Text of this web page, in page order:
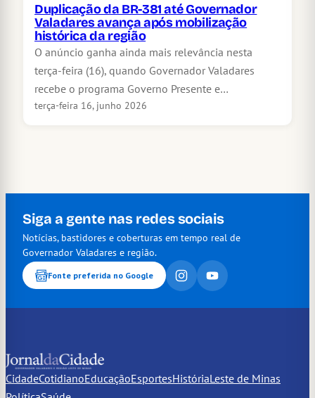
Duplicação da BR-381 até Governador
Valadares avança após mobilização
histórica da região
O anúncio ganha ainda mais relevância nesta
terça-feira (16), quando Governador Valadares
recebe o programa Governo Presente e…
terça-feira 16, junho 2026
Siga a gente nas redes sociais
Notícias, bastidores e coberturas em tempo real de
Governador Valadares e região.
Fonte preferida no Google
CidadeCotidianoEducaçãoEsportesHistóriaLeste de Minas